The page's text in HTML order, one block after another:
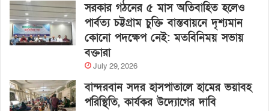
সরকার গঠনের ৫ মাস অতিবাহিত হলেও
পার্বত্য চট্টগ্রাম চুক্তি বাস্তবায়নে দৃশ্যমান
কোনো পদক্ষেপ নেই: মতবিনিময় সভায়
বক্তারা
July 29, 2026
বান্দরবান সদর হাসপাতালে হামের ভয়াবহ
পরিস্থিতি, কার্যকর উদ্যোগের দাবি